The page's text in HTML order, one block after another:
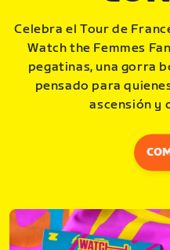
Celebra el Tour de
Watch the Femmes
pegatinas, una gorra
pensado para
ascensión y